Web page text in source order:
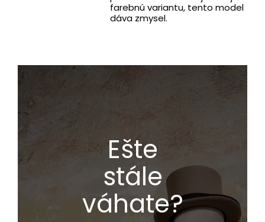
farebnú variantu, tento model
dáva zmysel.
Ešte
stále
váhate?